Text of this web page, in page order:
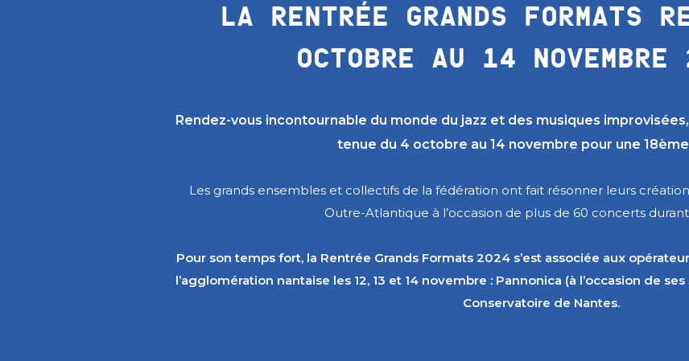
LA RENTRÉE GRANDS FORMATS
OCTOBRE AU 14
Rendez-vous incontournable du monde du jazz et des musiques
tenue du 4 octobre au 14 novembre pour une
Les grands ensembles et collectifs de la fédération ont fait résonner leurs
Outre-Atlantique à l’occasion de plus de 60 concerts
Pour son temps fort, la Rentrée Grands Formats 2024 s’est associée aux
l’agglomération nantaise les 12, 13 et 14 novembre : Pannonica (à l’occasion de
Conservatoire de Nantes.